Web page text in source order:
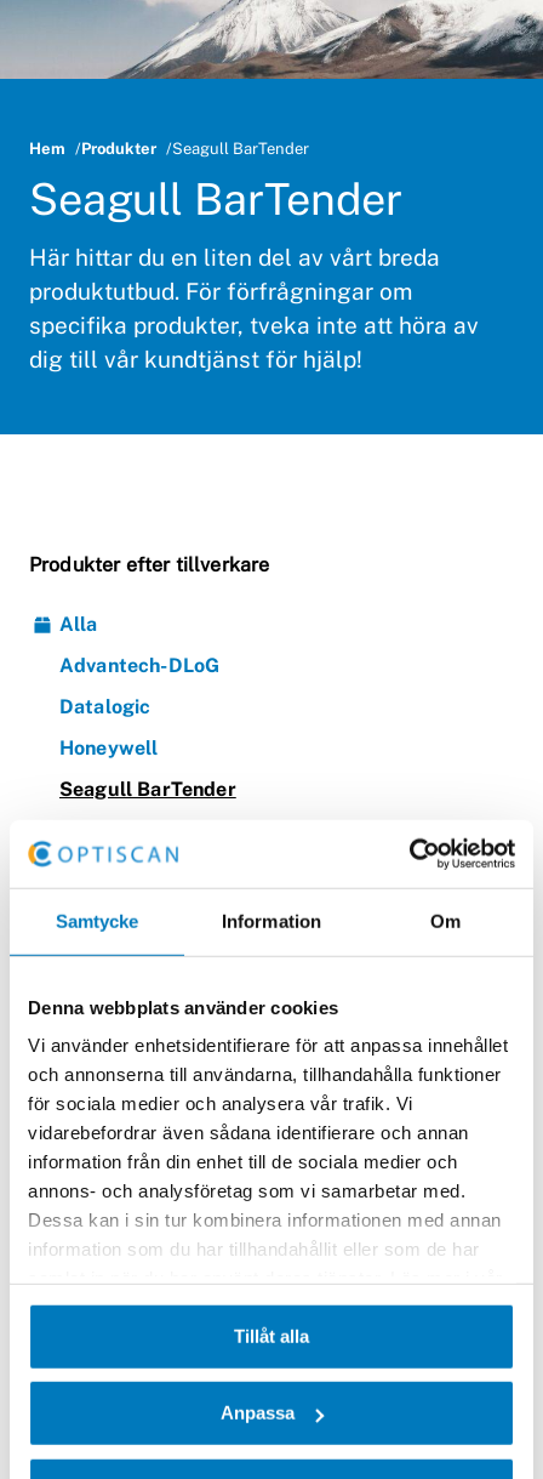
Samtycke Information Om
Denna webbplats använder cookies
Vi använder enhetsidentifierare för att anpassa innehållet
och annonserna till användarna, tillhandahålla funktioner
för sociala medier och analysera vår trafik. Vi
vidarebefordrar även sådana identifierare och annan
information från din enhet till de sociala medier och
annons- och analysföretag som vi samarbetar med.
Dessa kan i sin tur kombinera informationen med annan
information som du har tillhandahållit eller som de har
integritetspolicy.
Tillåt alla
Anpassa
Hem Produkter Seagull BarTender
Seagull BarTender
Här hittar du en liten del av vårt breda
produktutbud. För förfrågningar om
specifika produkter, tveka inte att höra av
dig till vår kundtjänst för hjälp!
Produkter efter tillverkare
Alla
Advantech-DLoG
Datalogic
Honeywell
Seagull BarTender
Zebra
Produkter efter produktgrupp
Alla
BarTender-utskriftslösningar
Etikettskrivare
Handdatorer
Honeywell Voice
Plattor
Sjukvård
Streckkodsläsare
Zebra Technologies